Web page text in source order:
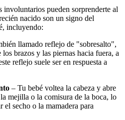
pueden sorprenderte al
nacido son un signo del
incluyendo:
llamado reflejo de "sobresalto",
los brazos y las piernas hacia fuera, a
reflejo suele ser en respuesta a
– Tu bebé voltea la cabeza y abre
mejilla o la comisura de la boca, lo
el secho o la mamadera para